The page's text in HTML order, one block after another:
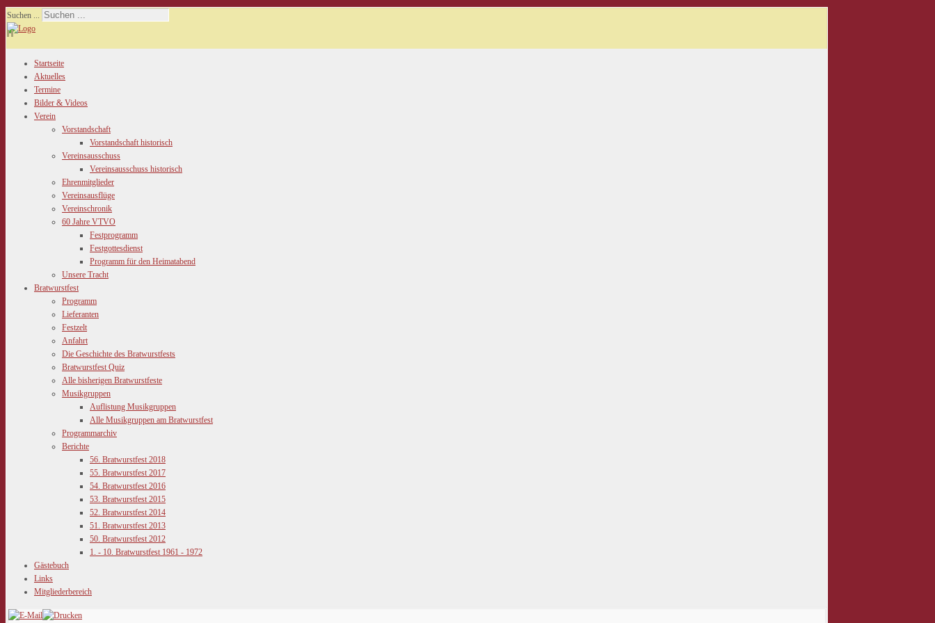
Suchen ...
Startseite
Aktuelles
Termine
Bilder & Videos
Verein
Vorstandschaft
Vorstandschaft historisch
Vereinsausschuss
Vereinsausschuss historisch
Ehrenmitglieder
Vereinsausflüge
Vereinschronik
60 Jahre VTVO
Festprogramm
Festgottesdienst
Programm für den Heimatabend
Unsere Tracht
Bratwurstfest
Programm
Lieferanten
Festzelt
Anfahrt
Die Geschichte des Bratwurstfests
Bratwurstfest Quiz
Alle bisherigen Bratwurstfeste
Musikgruppen
Auflistung Musikgruppen
Alle Musikgruppen am Bratwurstfest
Programmarchiv
Berichte
56. Bratwurstfest 2018
55. Bratwurstfest 2017
54. Bratwurstfest 2016
53. Bratwurstfest 2015
52. Bratwurstfest 2014
51. Bratwurstfest 2013
50. Bratwurstfest 2012
1. - 10. Bratwurstfest 1961 - 1972
Gästebuch
Links
Mitgliederbereich